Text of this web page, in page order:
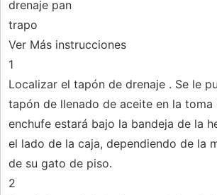
drenaje pan
trapo
Ver Más instrucciones
1
Localizar el tapón de drenaje . Se le
tapón de llenado de aceite en la toma
enchufe estará bajo la bandeja de la
el lado de la caja, dependiendo de la
de su gato de piso.
2